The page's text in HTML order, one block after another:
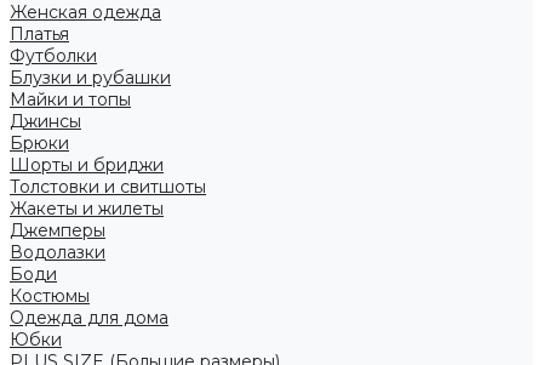
Женская одежда
Платья
Футболки
Блузки и рубашки
Майки и топы
Джинсы
Брюки
Шорты и бриджи
Толстовки и свитшоты
Жакеты и жилеты
Джемперы
Водолазки
Боди
Костюмы
Одежда для дома
Юбки